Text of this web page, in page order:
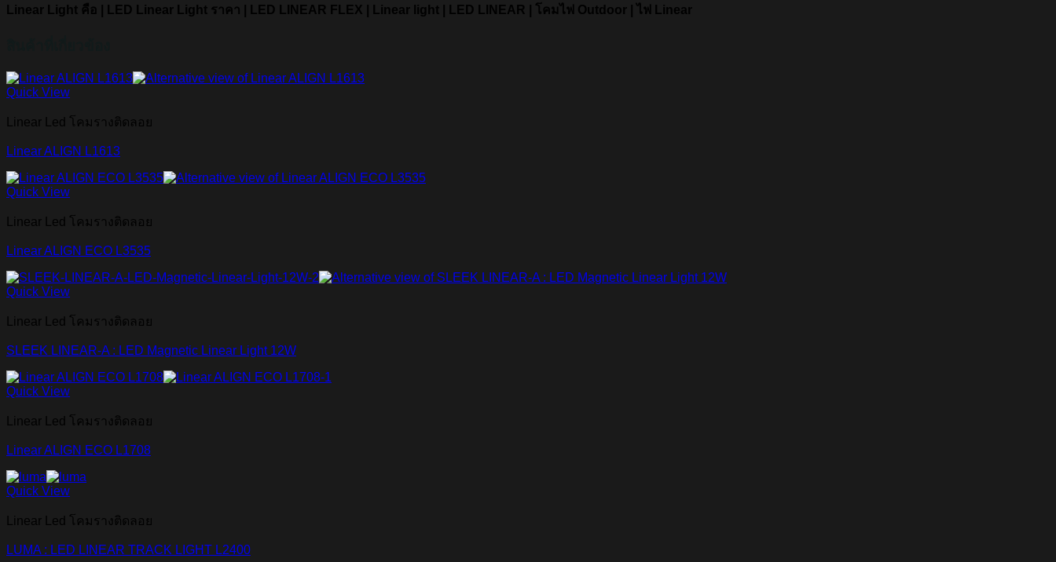
Linear Light คือ | LED Linear Light ราคา | LED LINEAR FLEX | Linear light | LED LINEAR | โคมไฟ Outdoor | ไฟ Linear
Quick View
Linear Led โคมรางติดลอย
Linear ALIGN L1613
Quick View
Linear Led โคมรางติดลอย
Linear ALIGN ECO L3535
Quick View
Linear Led โคมรางติดลอย
SLEEK LINEAR-A : LED Magnetic Linear Light 12W
Quick View
Linear Led โคมรางติดลอย
Linear ALIGN ECO L1708
Quick View
Linear Led โคมรางติดลอย
LUMA : LED LINEAR TRACK LIGHT L2400